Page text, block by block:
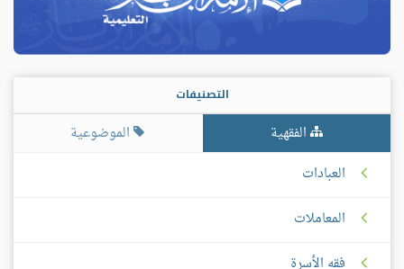
التصنيفات
الفقهية
الموضوعية
العبادات
المعاملات
فقه الأسرة